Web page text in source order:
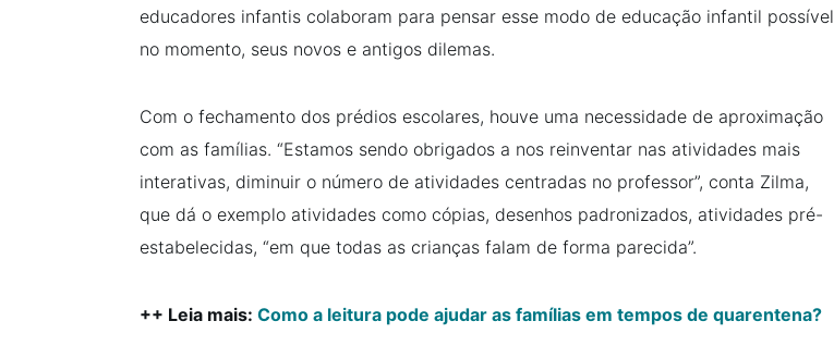
educadores infantis colaboram para pensar esse modo de educação infantil possível
no momento, seus novos e antigos dilemas.
Com o fechamento dos prédios escolares, houve uma necessidade de aproximação
com as famílias. “Estamos sendo obrigados a nos reinventar nas atividades mais
interativas, diminuir o número de atividades centradas no professor”, conta Zilma,
que dá o exemplo atividades como cópias, desenhos padronizados, atividades pré-
estabelecidas, “em que todas as crianças falam de forma parecida”.
++ Leia mais: Como a leitura pode ajudar as famílias em tempos de quarentena?